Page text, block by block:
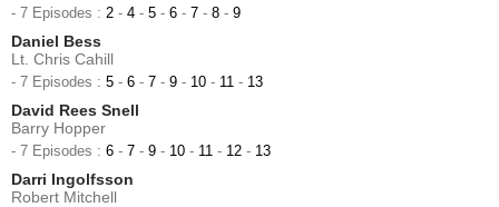
- 7 Episodes : 2 - 4 - 5 - 6 - 7 - 8 - 9
Daniel Bess
Lt. Chris Cahill
- 7 Episodes : 5 - 6 - 7 - 9 - 10 - 11 - 13
David Rees Snell
Barry Hopper
- 7 Episodes : 6 - 7 - 9 - 10 - 11 - 12 - 13
Darri Ingolfsson
Robert Mitchell